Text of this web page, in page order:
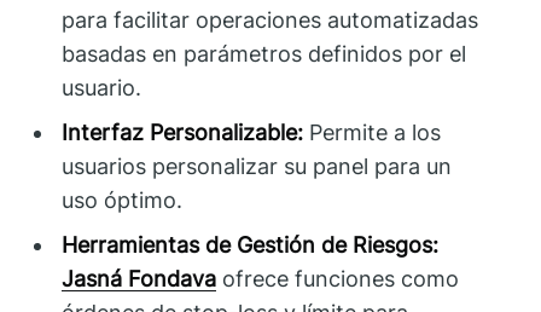
para facilitar operaciones automatizadas
basadas en parámetros definidos por el
usuario.
Interfaz Personalizable: Permite a los
usuarios personalizar su panel para un
uso óptimo.
Herramientas de Gestión de Riesgos:
Jasná Fondava ofrece funciones como